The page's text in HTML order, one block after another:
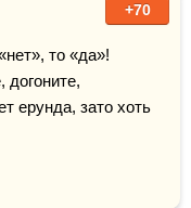
+70
то «да»!
ерунда, зато хоть